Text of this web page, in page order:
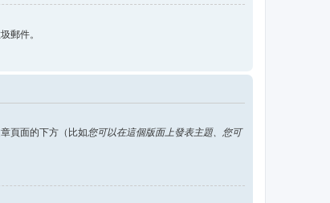
郵件。
頁面的下方（比如您可以在這個版面上發表主題、您可